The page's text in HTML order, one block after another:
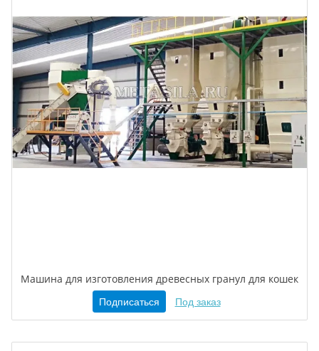
Машина для изготовления древесных гранул для кошек
Подписаться Под заказ